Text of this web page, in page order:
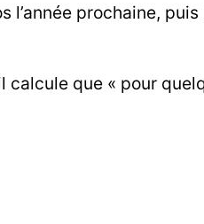
l’année prochaine,
que « pour